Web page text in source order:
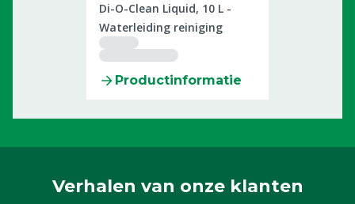
Di-O-Clean Liquid, 10 L -
Waterleiding reiniging
Productinformatie
Verhalen van onze klanten